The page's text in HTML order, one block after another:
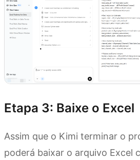
Etapa 3: Baixe o Excel
Assim que o Kimi terminar o
poderá baixar o arquivo Excel